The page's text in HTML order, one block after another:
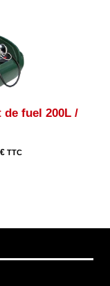
fuel 200L /
€